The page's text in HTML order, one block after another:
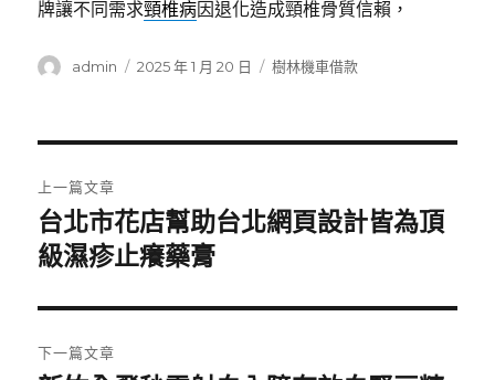
牌讓不同需求頸椎病因退化造成頸椎骨質信賴，
作
admin
發
2025 年 1 月 20 日
分
樹林機車借款
章
導
覽
上一篇文章
上
一
文
章:
台北市花店幫助台北網頁設計皆為頂
級濕疹止癢藥膏
下一篇文章